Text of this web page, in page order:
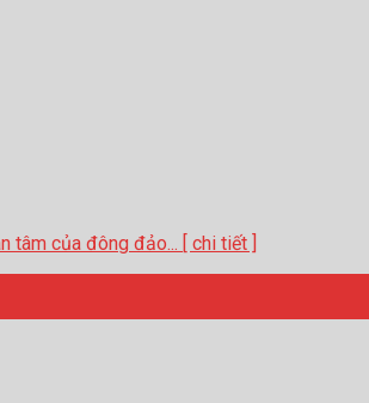
của đông đảo... [ chi tiết ]